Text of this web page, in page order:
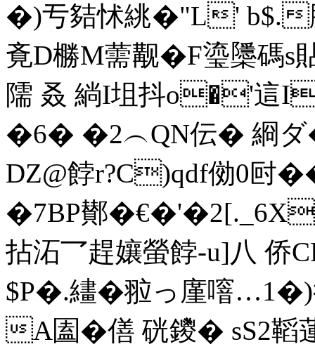
�)亐夡怵絩�"L'
斍D橳M薷觏�F瑬櫽
隭 叒 緔I坥抖o�'這
�6� �2︵QN伝� 綗
DZ@餑r?C)qdf俲0尀
�7BP鄼
拈沰乛趕孃螢餑-u]八 侨
$P�.繣�翋っ廑噾
A圔�僐 硄鑁 � sS2